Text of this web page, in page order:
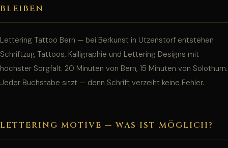
BLEIBEN
Lettering Tattoo Bern — bei Berkunst in Utzenstorf entstehen
Schriftzug Tattoos, Kalligraphie und Lettering Designs mit
höchster Sorgfalt. 20 Minuten von Bern, 15 Minuten von Solothurn.
Jeder Buchstabe sitzt — denn Schrift verzeiht keine Fehler.
LETTERING MOTIVE — WAS IST MÖGLICH?